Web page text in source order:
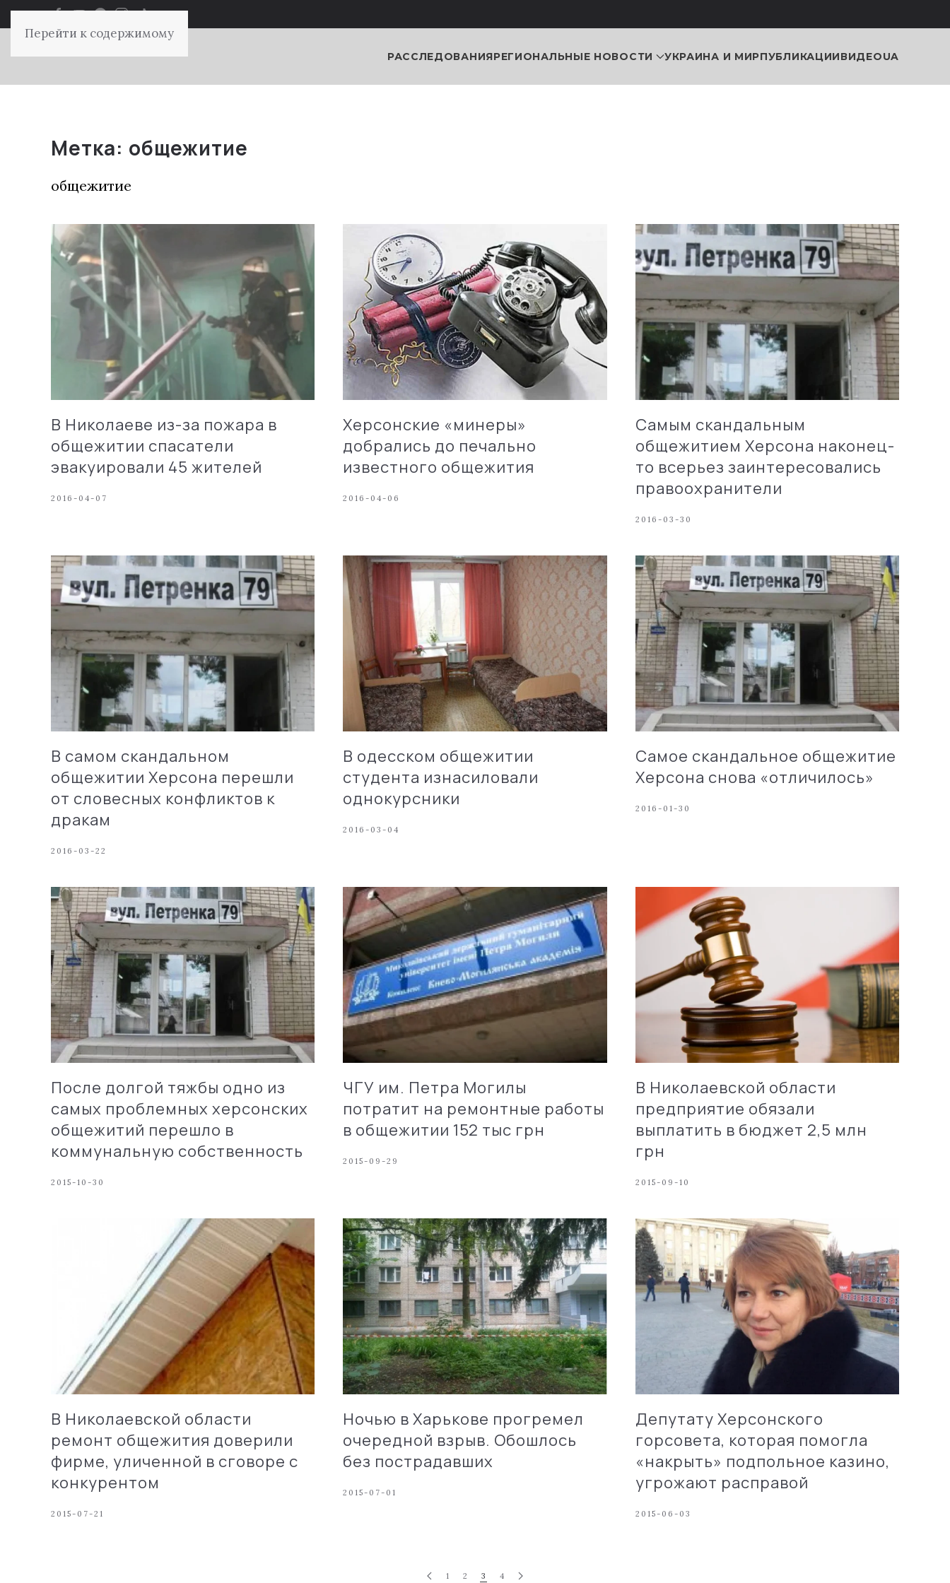
Перейти к содержимому
РАССЛЕДОВАНИЯРЕГИОНАЛЬНЫЕ НОВОСТИ УКРАИНА И МИРПУБЛИКАЦИИВИДЕОUA
Метка: общежитие
общежитие
В Николаеве из-за пожара в
общежитии спасатели
эвакуировали 45 жителей
2016-04-07
Херсонские «минеры»
добрались до печально
известного общежития
2016-04-06
Самым скандальным
общежитием Херсона наконец-
то всерьез заинтересовались
правоохранители
2016-03-30
В самом скандальном
общежитии Херсона перешли
от словесных конфликтов к
дракам
2016-03-22
В одесском общежитии
студента изнасиловали
однокурсники
2016-03-04
Самое скандальное общежитие
Херсона снова «отличилось»
2016-01-30
После долгой тяжбы одно из
самых проблемных херсонских
общежитий перешло в
коммунальную собственность
2015-10-30
ЧГУ им. Петра Могилы
потратит на ремонтные работы
в общежитии 152 тыс грн
2015-09-29
В Николаевской области
предприятие обязали
выплатить в бюджет 2,5 млн
грн
2015-09-10
В Николаевской области
ремонт общежития доверили
фирме, уличенной в сговоре с
конкурентом
2015-07-21
Ночью в Харькове прогремел
очередной взрыв. Обошлось
без пострадавших
2015-07-01
Депутату Херсонского
горсовета, которая помогла
«накрыть» подпольное казино,
угрожают расправой
2015-06-03
1 2 3 4